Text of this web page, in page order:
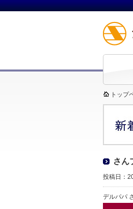
トップ
さん
投稿日：
デルパパ